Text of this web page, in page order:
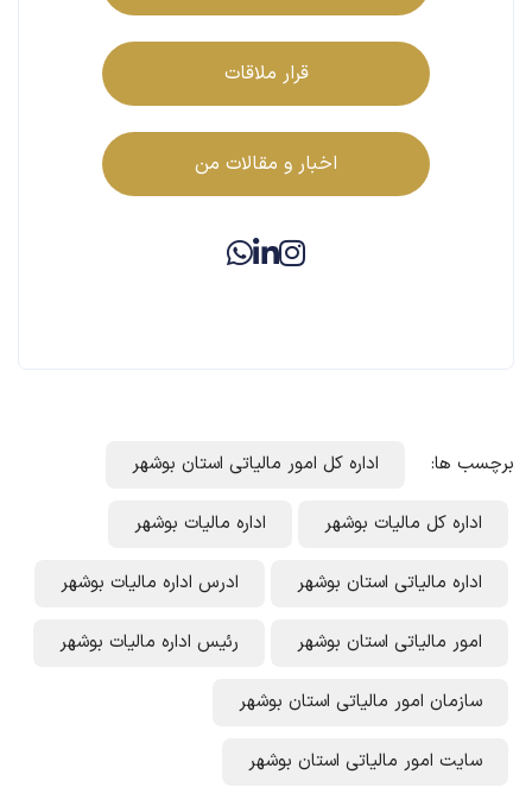
قرار ملاقات
اخبار و مقالات من
برچسب ها: اداره کل امور مالیاتی استان بوشهر
اداره کل مالیات بوشهر اداره مالیات بوشهر
اداره مالیاتی استان بوشهر ادرس اداره مالیات بوشهر
امور مالیاتی استان بوشهر رئیس اداره مالیات بوشهر
سازمان امور مالیاتی استان بوشهر
سایت امور مالیاتی استان بوشهر